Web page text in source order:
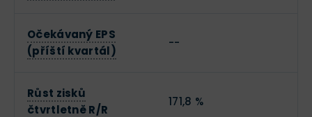
Očekávaný EPS
(příští kvartál)
--
Růst zisků
čtvrtletně R/R
171,8 %